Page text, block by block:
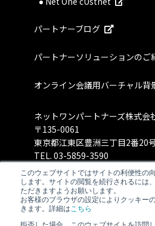
このウェブサイトではサイトの利便性の
します。サイトの閲覧を続行されるには
ただきますようお願いします。
お客様のブラウザの設定によりクッキー
きます。詳細は こちら
拒否した場合、このウェブサイトを訪問
パートナーブログ
パートナーソリューションのご
オンライン会議用バーチャル背
ネットワンパートナーズ株式会
〒135-0061
東京都江東区豊洲三丁目2番20
TEL. 03-5859-3590